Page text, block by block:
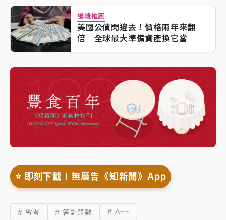
編輯推薦
美國公債閃邊去！價格兩年來翻
倍 全球最大準備資產換它當
⭐️ 即刻下載！無廣告《知新聞》App
# 會考 # 答對題數 # A++